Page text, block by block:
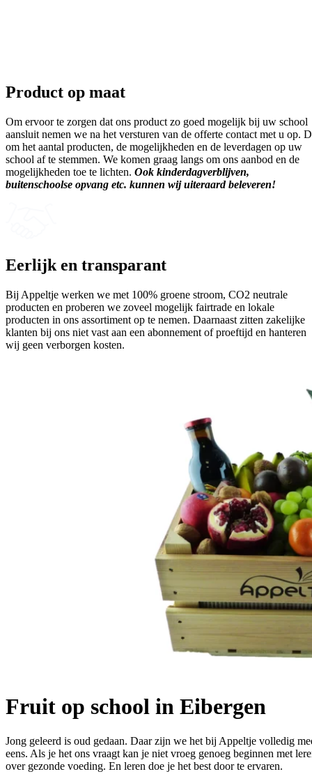
Product op maat
Om ervoor te zorgen dat ons product zo goed mogelijk bij uw school
aansluit nemen we na het versturen van de offerte contact met u op.
om het aantal producten, de mogelijkheden en de leverdagen op uw
school af te stemmen. We komen graag langs om ons aanbod en de
mogelijkheden toe te lichten. Ook kinderdagverblijven,
buitenschoolse opvang etc. kunnen wij uiteraard beleveren!
Eerlijk en transparant
Bij Appeltje werken we met 100% groene stroom, CO2 neutrale
producten en proberen we zoveel mogelijk fairtrade en lokale
producten in ons assortiment op te nemen. Daarnaast zitten zakelijke
klanten bij ons niet vast aan een abonnement of proeftijd en hanteren
wij geen verborgen kosten.
Fruit op school in Eibergen
Jong geleerd is oud gedaan. Daar zijn we het bij Appeltje volledig
eens. Als je het ons vraagt kan je niet vroeg genoeg beginnen met
over gezonde voeding. En leren doe je het best door te ervaren.